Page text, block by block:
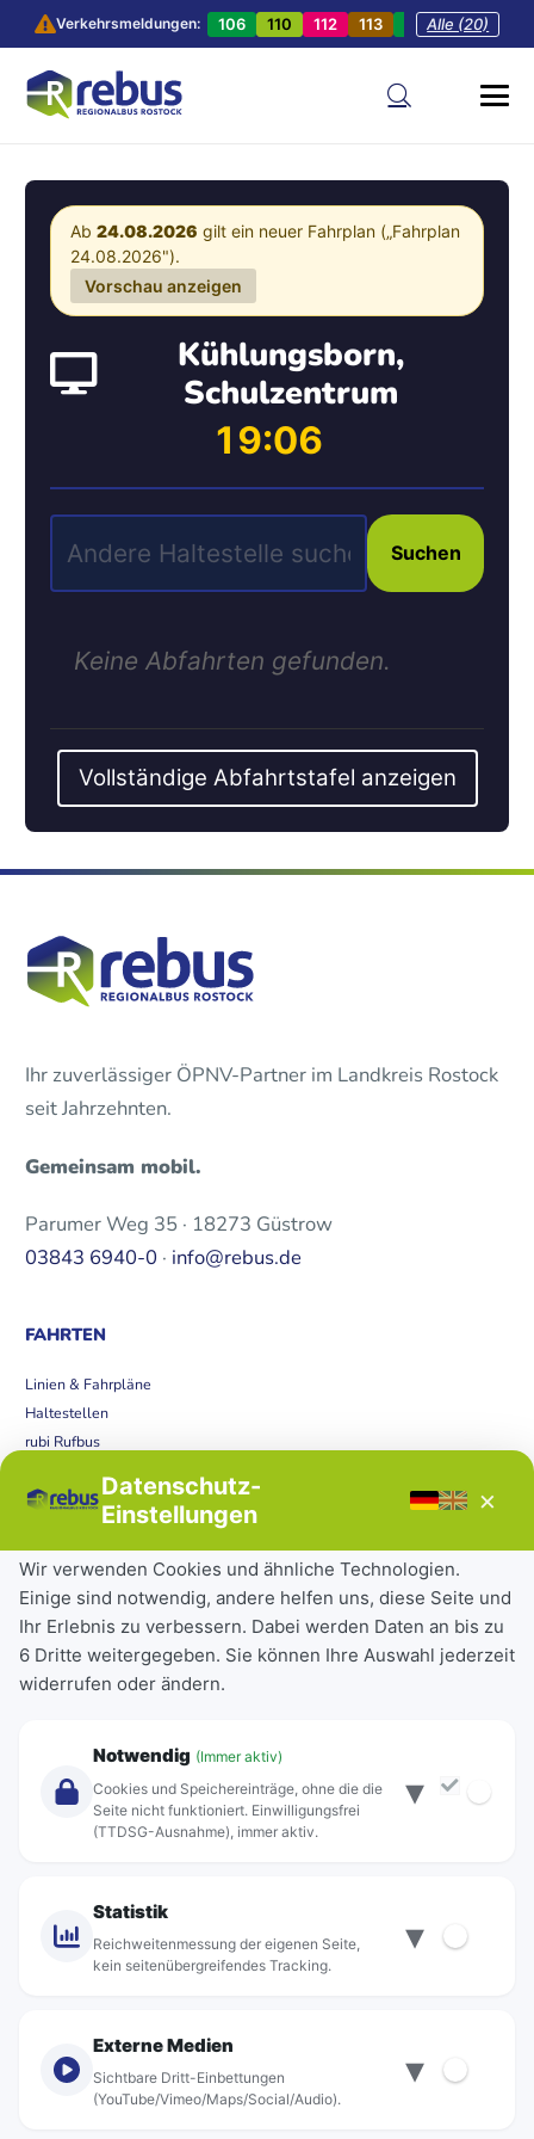
Verkehrsmeldungen: 106 110 112 113 201 202
Alle (20)
Ab 24.08.2026 gilt ein neuer Fahrplan („Fahrplan
24.08.2026").
Vorschau anzeigen
Kühlungsborn,
Schulzentrum
19:06
Suchen
Keine Abfahrten gefunden.
Vollständige Abfahrtstafel anzeigen
Ihr zuverlässiger ÖPNV-Partner im Landkreis Rostock
seit Jahrzehnten.
Gemeinsam mobil.
Parumer Weg 35 · 18273 Güstrow
03843 6940-0 · info@rebus.de
FAHRTEN
Linien & Fahrpläne
Haltestellen
rubi Rufbus
Störungen
Tickets & Tarife
Deutschlandticket
Schülerkarte
Einzeltickets
Abonnements
Über Rebus
Standorte
© rebus Regionalbus Rostock GmbH
Datenschutz-
Einstellungen
×
Wir verwenden Cookies und ähnliche Technologien.
Einige sind notwendig, andere helfen uns, diese Seite und
Ihr Erlebnis zu verbessern. Dabei werden Daten an bis zu
6 Dritte weitergegeben. Sie können Ihre Auswahl jederzeit
widerrufen oder ändern.
Notwendig (Immer aktiv)
Cookies und Speichereinträge, ohne die die
Seite nicht funktioniert. Einwilligungsfrei
(TTDSG-Ausnahme), immer aktiv.
▾
Statistik
Reichweitenmessung der eigenen Seite,
kein seitenübergreifendes Tracking.
▾
Externe Medien
Sichtbare Dritt-Einbettungen
(YouTube/Vimeo/Maps/Social/Audio).
▾